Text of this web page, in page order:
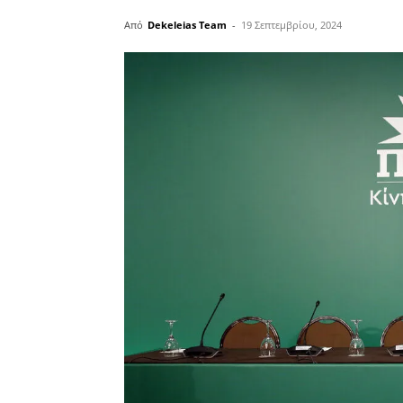
Από Dekeleias Team - 19 Σεπτεμβρίου, 2024